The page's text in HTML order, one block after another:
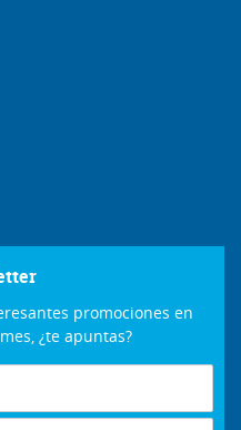
promociones en
¿te apuntas?